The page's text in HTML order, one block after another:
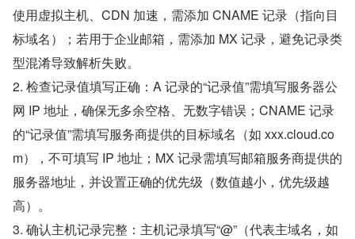
使用虚拟主机、CDN 加速，需添加 CNAME 记录（指向目
标域名）；若用于企业邮箱，需添加 MX 记录，避免记录类
型混淆导致解析失败。
2. 检查记录值填写正确：A 记录的“记录值”需填写服务器公
网 IP 地址，确保无多余空格、无数字错误；CNAME 记录
的“记录值”需填写服务商提供的目标域名（如 xxx.cloud.co
m），不可填写 IP 地址；MX 记录需填写邮箱服务商提供的
服务器地址，并设置正确的优先级（数值越小，优先级越
高）。
3. 确认主机记录完整：主机记录填写“@”（代表主域名，如